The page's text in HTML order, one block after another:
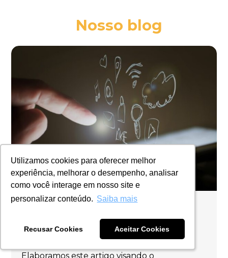
Utilizamos cookies para oferecer melhor
experiência, melhorar o desempenho, analisar
como você interage em nosso site e
personalizar conteúdo. Saiba mais
Recusar Cookies Aceitar Cookies
Utilizamos cookies para oferecer melhor
experiência, melhorar o desempenho, analisar
como você interage em nosso site e
personalizar conteúdo. Saiba mais
Recusar Cookies Aceitar Cookies
Nosso blog
Estratégias promocionais de
marketing: o que preciso saber?
Elaboramos este artigo visando o